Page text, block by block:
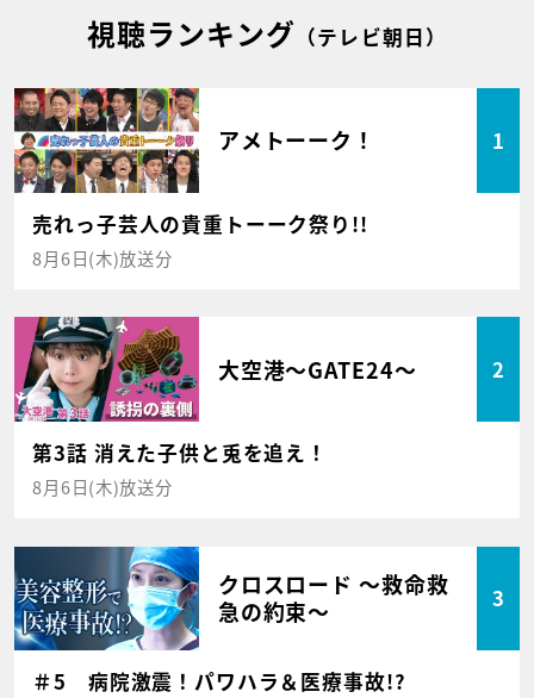
視聴ランキング （テレビ朝日）
アメトーーク！ 1
売れっ子芸人の貴重トーーク祭り!!
8月6日(木)放送分
大空港～GATE24～ 2
第3話 消えた子供と兎を追え！
8月6日(木)放送分
クロスロード ～救命救
急の約束～
3
＃5 病院激震！パワハラ＆医療事故!?